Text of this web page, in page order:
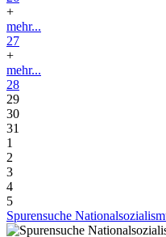
+
mehr...
27
+
mehr...
28
29
30
31
1
2
3
4
5
Spurensuche